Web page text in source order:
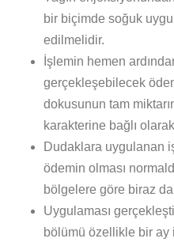
bir biçimde soğuk
edilmelidir.
İşlemin hemen
gerçekleşebilecek
dokusunun tam
karakterine bağlı
Dudaklara uygulanan
ödemin olması
bölgelere göre biraz
Uygulaması
bölümü özellikle bir